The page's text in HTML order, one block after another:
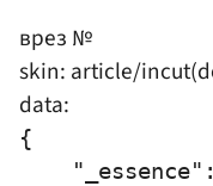
врез №
skin: article/
data:
{